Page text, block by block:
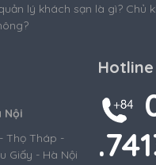
lý khách sạn là gì? Chủ
Nội
Thọ Tháp -
Giấy - Hà Nội
Hotline